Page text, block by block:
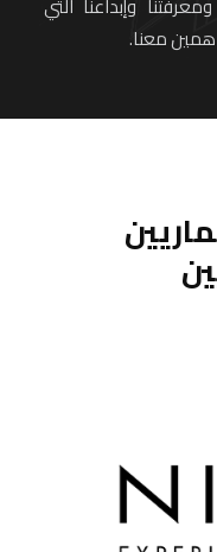
معنا.